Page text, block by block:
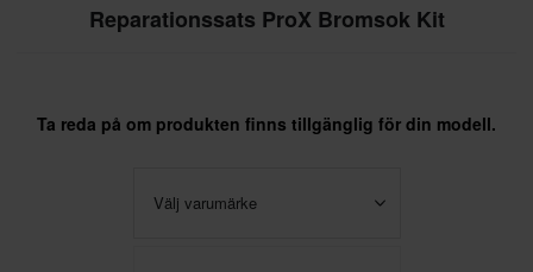
Reparationssats ProX Bromsok Kit
Ta reda på om produkten finns tillgänglig för din modell.
Välj varumärke